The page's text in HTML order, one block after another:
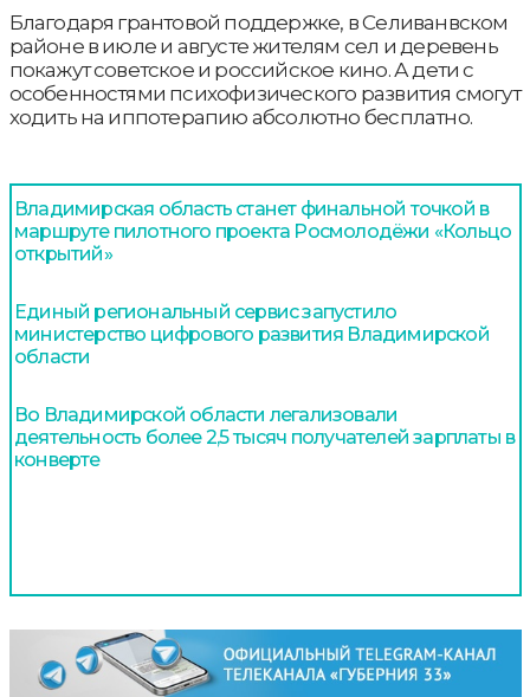
Благодаря грантовой поддержке, в Селиванвском
районе в июле и августе жителям сел и деревень
покажут советское и российское кино. А дети с
особенностями психофизического развития смогут
ходить на иппотерапию абсолютно бесплатно.
Владимирская область станет финальной точкой в
маршруте пилотного проекта Росмолодёжи «Кольцо
открытий»
Единый региональный сервис запустило
министерство цифрового развития Владимирской
области
Во Владимирской области легализовали
деятельность более 2,5 тысяч получателей зарплаты в
конверте